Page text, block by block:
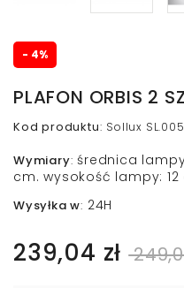
- 4%
PLAFON ORBIS 2
Kod produktu: Sollux
Wymiary: średnica
cm. wysokość lampy: 12
Wysyłka w: 24H
239,04 zł